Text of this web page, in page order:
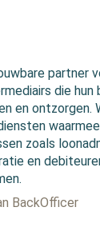
partner
die
en ontzorgen.
zoals
en
BackOfficer